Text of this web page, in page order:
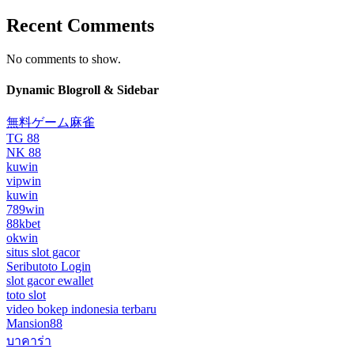
Recent Comments
No comments to show.
Dynamic Blogroll & Sidebar
無料ゲーム麻雀
TG 88
NK 88
kuwin
vipwin
kuwin
789win
88kbet
okwin
situs slot gacor
Seributoto Login
slot gacor ewallet
toto slot
video bokep indonesia terbaru
Mansion88
บาคาร่า